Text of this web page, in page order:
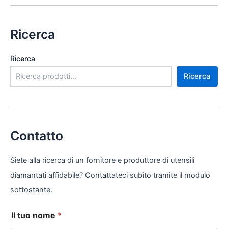
Ricerca
Ricerca
Ricerca
Contatto
Siete alla ricerca di un fornitore e produttore di utensili
diamantati affidabile? Contattateci subito tramite il modulo
sottostante.
Il tuo nome *